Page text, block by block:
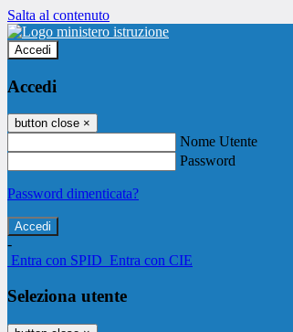
Salta al contenuto
Accedi
Accedi
button close ×
Nome Utente
Password
Password dimenticata?
-
Entra con SPID Entra con CIE
Seleziona utente